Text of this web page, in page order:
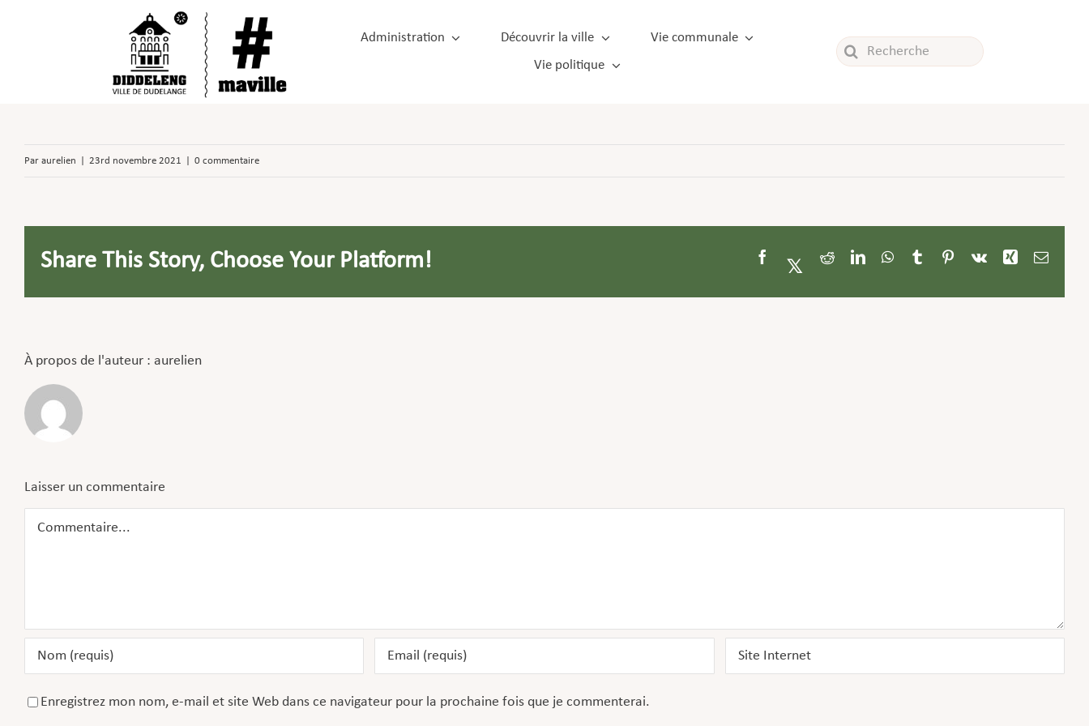
Administration Découvrir la ville
Vie communale
Vie politique
Rechercher:
Par aurelien 23rd novembre 2021 0 commentaire
Share This Story, Choose Your Platform! FacebookTwitterRedditLinkedInWhatsApp
TumblrPinterest
Vk XingEmail
À propos de l'auteur : aurelien
Laisser un commentaire
Commentaire
Enregistrez mon nom, e-mail et site Web dans ce navigateur pour la prochaine fois que je commenterai.